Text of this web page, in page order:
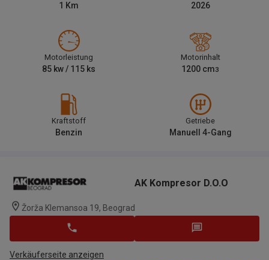
1 Km 2026
Motorleistung
85 kw / 115 ks
Motorinhalt
1200 cm3
Kraftstoff
Benzin
Getriebe
Manuell 4-Gang
AK Kompresor D.o.o
Žorža Klemansoa 19, Beograd
Verkäuferseite anzeigen